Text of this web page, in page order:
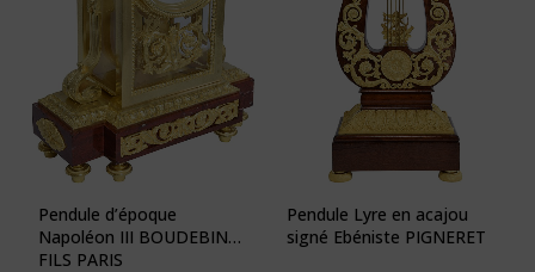
Pendule d’époque
Napoléon III BOUDEBINE
FILS PARIS
Pendule Lyre en acajou
signé Ebéniste PIGNERET